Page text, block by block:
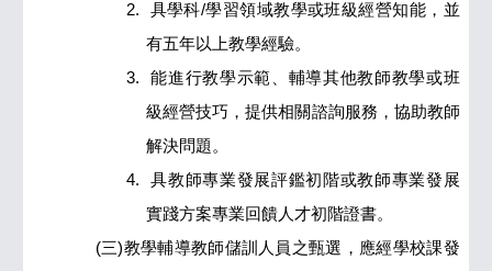
2.
具學科/學習領域教學或班級經營知能，並
有五年以上教學經驗。
3.
能進行教學示範、輔導其他教師教學或班
級經營技巧，提供相關諮詢服務，協助教師
解決問題。
4.
具教師專業發展評鑑初階或教師專業發展
實踐方案專業回饋人才初階證書。
(三)教學輔導教師儲訓人員之甄選，應經學校課發